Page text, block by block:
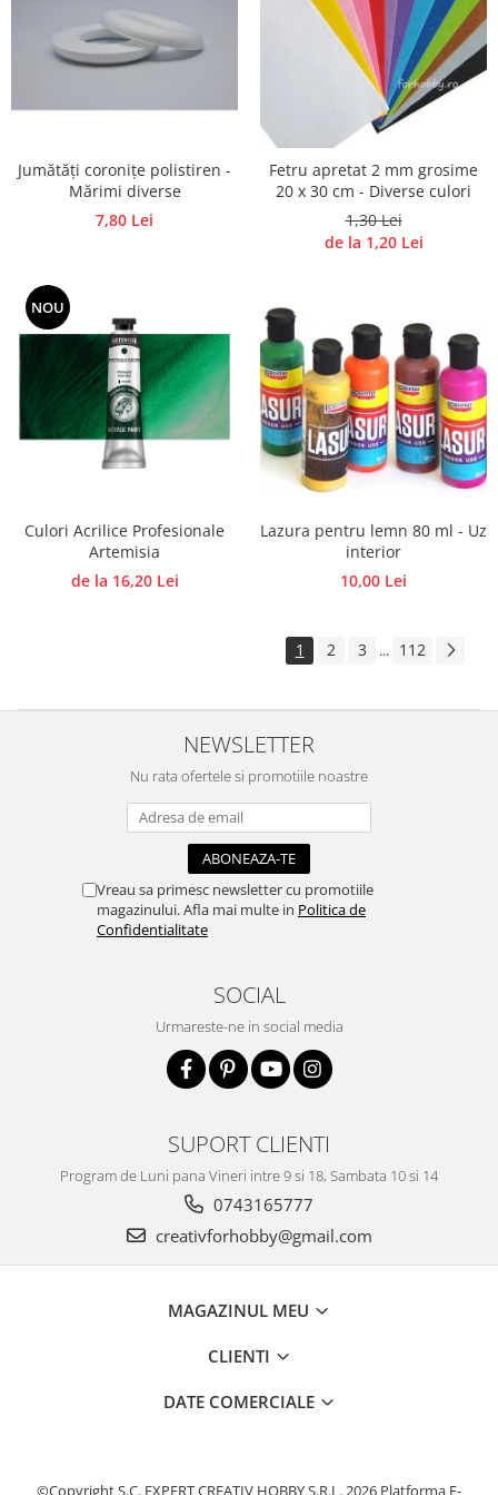
Jumătăți coronițe polistiren -
Mărimi diverse
7,80 Lei
Fetru apretat 2 mm grosime
20 x 30 cm - Diverse culori
1,30 Lei
de la 1,20 Lei
NOU
Culori Acrilice Profesionale
Artemisia
de la 16,20 Lei
Lazura pentru lemn 80 ml - Uz
interior
10,00 Lei
1 2 3 ... 112
NEWSLETTER
Nu rata ofertele si promotiile noastre
Vreau sa primesc newsletter cu promotiile
magazinului. Afla mai multe in Politica de
Confidentialitate
SOCIAL
Urmareste-ne in social media
SUPORT CLIENTI
Program de Luni pana Vineri intre 9 si 18, Sambata 10 si 14
0743165777
creativforhobby@gmail.com
MAGAZINUL MEU
CLIENTI
DATE COMERCIALE
©Copyright S.C. EXPERT CREATIV HOBBY S.R.L. 2026 Platforma E-